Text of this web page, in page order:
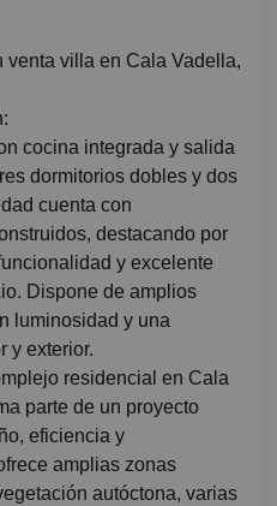
venta villa en Cala Vadella,
cocina integrada y salida
dormitorios dobles y dos
cuenta con
destacando por
y excelente
Dispone de amplios
luminosidad y una
y exterior.
residencial en Cala
parte de un proyecto
eficiencia y
amplias zonas
autóctona, varias